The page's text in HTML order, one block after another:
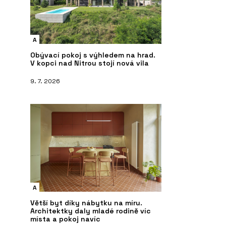
A
Obývací pokoj s výhledem na hrad.
V kopci nad Nitrou stojí nová vila
9. 7. 2026
A
Větší byt díky nábytku na míru.
Architektky daly mladé rodině víc
místa a pokoj navíc